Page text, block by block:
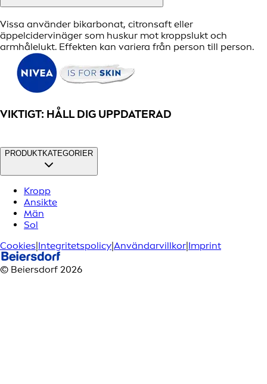
Vissa använder bikarbonat, citronsaft eller
äppelcidervinäger som huskur mot kroppslukt och
armhålelukt. Effekten kan variera från person till person.
VIKTIGT: HÅLL DIG UPPDATERAD
PRODUKTKATEGORIER
Kropp
Ansikte
Män
Sol
Cookies Integritetspolicy Användarvillkor Imprint
© Beiersdorf 2026